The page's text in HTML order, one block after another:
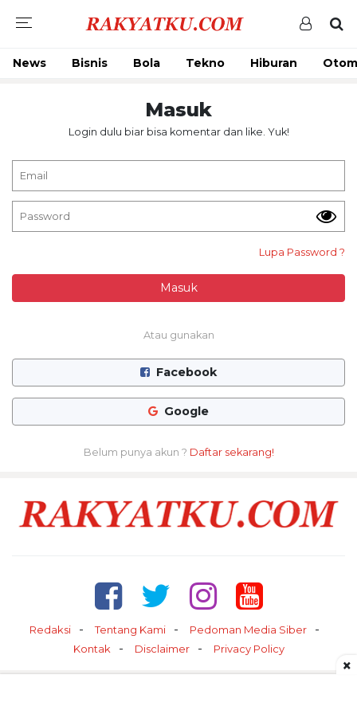
News Bisnis Bola Tekno Hiburan
Masuk
Login dulu biar bisa komentar dan like. Yuk!
Lupa Password ?
Masuk
Atau gunakan
Facebook
Google
Belum punya akun ? Daftar sekarang!
Redaksi Tentang Kami
Pedoman Media Siber
Kontak
Disclaimer Privacy Policy
×